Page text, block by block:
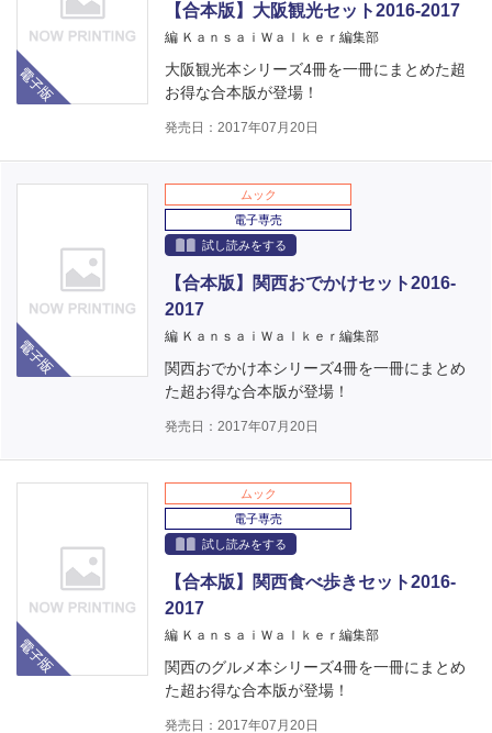
【合本版】大阪観光セット2016-2017
編 ＫａｎｓａｉＷａｌｋｅｒ編集部
大阪観光本シリーズ4冊を一冊にまとめた超
お得な合本版が登場！
発売日：2017年07月20日
ムック
電子専売
試し読みをする
【合本版】関西おでかけセット2016-
2017
編 ＫａｎｓａｉＷａｌｋｅｒ編集部
関西おでかけ本シリーズ4冊を一冊にまとめ
た超お得な合本版が登場！
発売日：2017年07月20日
ムック
電子専売
試し読みをする
【合本版】関西食べ歩きセット2016-
2017
編 ＫａｎｓａｉＷａｌｋｅｒ編集部
関西のグルメ本シリーズ4冊を一冊にまとめ
た超お得な合本版が登場！
発売日：2017年07月20日